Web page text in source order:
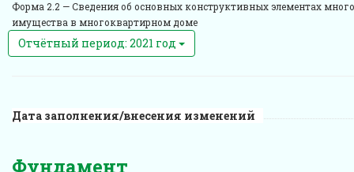
Форма 2.2 — Сведения об основных конструктивных элементах
имущества в многоквартирном доме
Отчётный период: 2021 год
Дата заполнения/внесения изменений
Фундамент